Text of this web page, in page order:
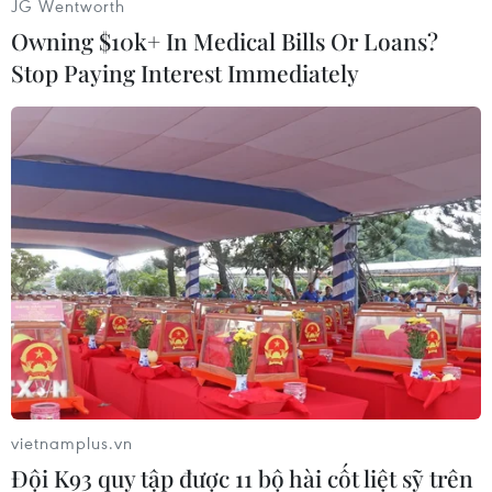
#Serie A #Cristiano Ronaldo #Juventus
#COVID-19
Italy
JG Wentworth
Owning $10k+ In Medical Bills Or Loans?
Stop Paying Interest Immediately
vietnamplus.vn
Đội K93 quy tập được 11 bộ hài cốt liệt sỹ trên